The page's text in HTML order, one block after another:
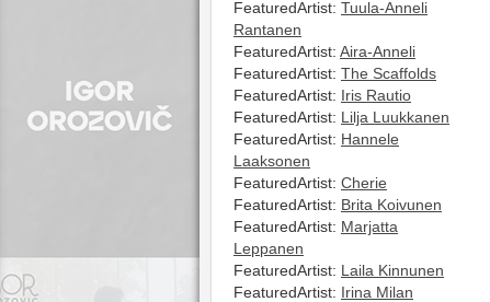
FeaturedArtist: Tuula-Anneli
Rantanen
FeaturedArtist: Aira-Anneli
FeaturedArtist: The Scaffolds
FeaturedArtist: Iris Rautio
FeaturedArtist: Lilja Luukkanen
FeaturedArtist: Hannele
Laaksonen
FeaturedArtist: Cherie
FeaturedArtist: Brita Koivunen
FeaturedArtist: Marjatta
Leppanen
FeaturedArtist: Laila Kinnunen
FeaturedArtist: Irina Milan